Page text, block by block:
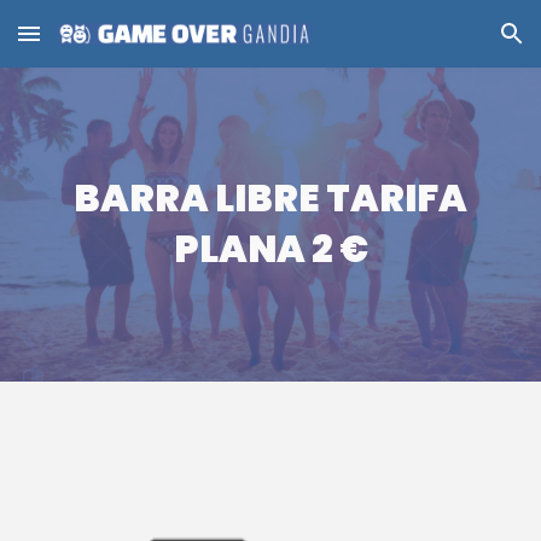
Skip to main content Skip to navigation
BARRA LIBRE TARIFA
PLANA 2 €